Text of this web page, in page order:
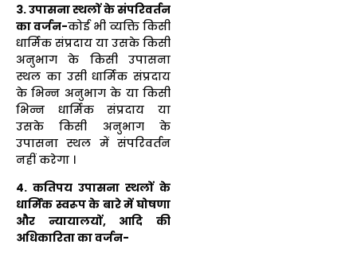
3. उपासना स्थलों के संपरिवर्तन
का वर्जन-कोई भी व्यक्ति किसी
धार्मिक संप्रदाय या उसके किसी
अनुभाग के किसी उपासना
स्थल का उसी धार्मिक संप्रदाय
के भिन्न अनुभाग के या किसी
भिन्न धार्मिक संप्रदाय या
उसके किसी अनुभाग के
उपासना स्थल में संपरिवर्तन
नहीं करेगा ।
4. कतिपय उपासना स्थलों के
धार्मिक स्वरूप के बारे में घोषणा
और न्यायालयों, आदि की
अधिकारिता का वर्जन-